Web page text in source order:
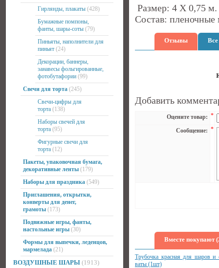
Гирлянды, плакаты (428)
Бумажные помпоны,
фанты, шары-соты (79)
Пиньяты, наполнители для
пиньят (24)
Декорации, баннеры,
занавесы фольгированные,
фотобутафории (99)
Свечи для торта (245)
Свечи-цифры для
торта (138)
Наборы свечей для
торта (95)
Фигурные свечи для
торта (12)
Пакеты, упаковочная бумага,
декоративные ленты (179)
Наборы для праздника (549)
Приглашения, открытки,
конверты для денег,
грамоты (173)
Подвижные игры, фанты,
настольные игры (30)
Формы для выпечки, леденцов,
мармелада (21)
ВОЗДУШНЫЕ ШАРЫ (1913)
Размер: 4 Х 0,75 м.
Состав: пленочные
Отзывы
Добавить
Оцените товар: *
Сообщение: *
Вместе покупают
Трубочка красная для шаров и
ваты (1шт)